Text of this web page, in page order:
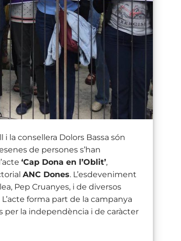
la consellera Dolors Bassa són
de persones s’han
‘Cap Dona en l’Oblit’,
ANC Dones. L’esdeveniment
Pep Cruanyes, i de diversos
forma part de la campanya
per la independència i de caràcter